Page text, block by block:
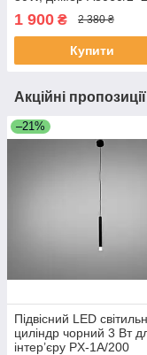
1 900 ₴ 2 380 ₴
Купити
Акційні
–21%
Підвісний LED
циліндр чорний 3 Вт
інтер’єру PX-1A/200